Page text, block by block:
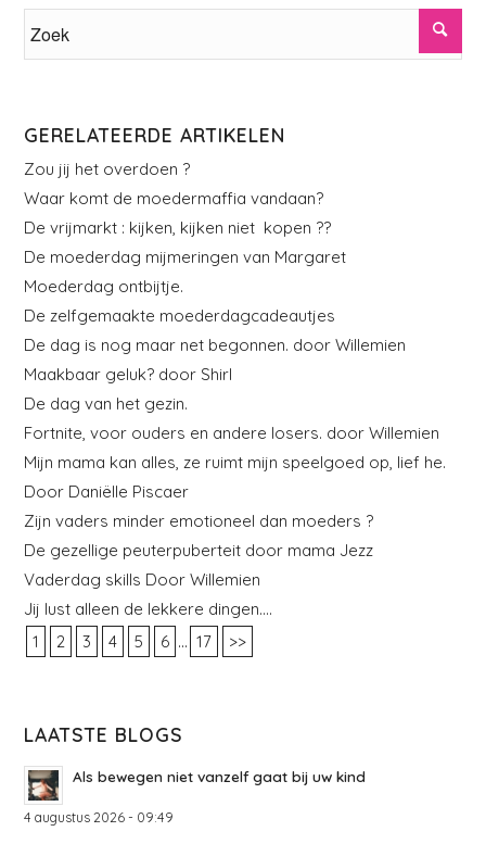
GERELATEERDE ARTIKELEN
Zou jij het overdoen ?
Waar komt de moedermaffia vandaan?
De vrijmarkt : kijken, kijken niet kopen ??
De moederdag mijmeringen van Margaret
Moederdag ontbijtje.
De zelfgemaakte moederdagcadeautjes
De dag is nog maar net begonnen. door Willemien
Maakbaar geluk? door Shirl
De dag van het gezin.
Fortnite, voor ouders en andere losers. door Willemien
Mijn mama kan alles, ze ruimt mijn speelgoed op, lief he.
Door Daniëlle Piscaer
Zijn vaders minder emotioneel dan moeders ?
De gezellige peuterpuberteit door mama Jezz
Vaderdag skills Door Willemien
Jij lust alleen de lekkere dingen….
1
2 3 4 5 6 ... 17 >>
LAATSTE BLOGS
Als bewegen niet vanzelf gaat bij uw kind
4 augustus 2026 - 09:49